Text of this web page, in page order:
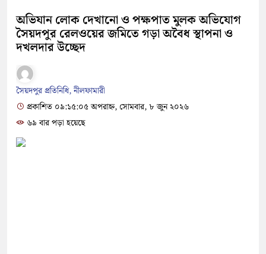
অভিযান লোক দেখানো ও পক্ষপাত মুলক অভিযোগ
সৈয়দপুর রেলওয়ের জমিতে গড়া অবৈধ স্থাপনা ও
দখলদার উচ্ছেদ
সৈয়দপুর প্রতিনিধি, নীলফামারী
প্রকাশিত ০৯:১৫:০৫ অপরাহ্ন, সোমবার, ৮ জুন ২০২৬
৬৯ বার পড়া হয়েছে